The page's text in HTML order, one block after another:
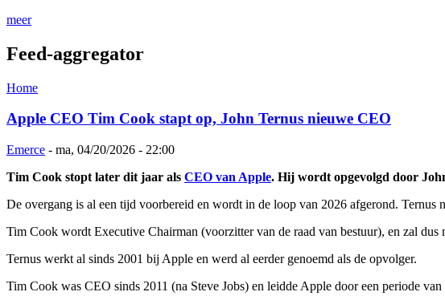
meer
Feed-aggregator
Home
Apple CEO Tim Cook stapt op, John Ternus nieuwe CEO
Emerce - ma, 04/20/2026 - 22:00
Tim Cook stopt later dit jaar als CEO van Apple. Hij wordt opgevolgd door
De overgang is al een tijd voorbereid en wordt in de loop van 2026 afgerond. Ternus
Tim Cook wordt Executive Chairman (voorzitter van de raad van bestuur), en zal
Ternus werkt al sinds 2001 bij Apple en werd al eerder genoemd als de opvolger.
Tim Cook was CEO sinds 2011 (na Steve Jobs) en leidde Apple door een periode